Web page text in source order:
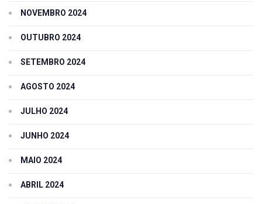
NOVEMBRO 2024
OUTUBRO 2024
SETEMBRO 2024
AGOSTO 2024
JULHO 2024
JUNHO 2024
MAIO 2024
ABRIL 2024